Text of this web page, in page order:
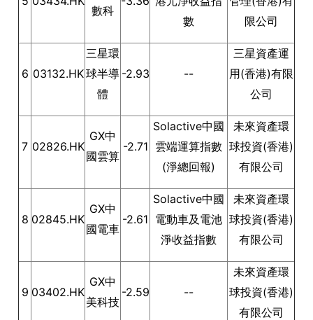
數科
數
限公司
6 03132.HK
三星環
球半導
體
-2.93 --
三星資產運
用(香港)有限
公司
7 02826.HK
GX中
國雲算
-2.71
Solactive中國
雲端運算指數
(淨總回報)
未來資產環
球投資(香港)
有限公司
8 02845.HK
GX中
國電車
-2.61
Solactive中國
電動車及電池
淨收益指數
未來資產環
球投資(香港)
有限公司
9 03402.HK
GX中
美科技
-2.59 --
未來資產環
球投資(香港)
有限公司